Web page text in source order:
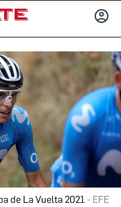
de La Vuelta 2021 EFE